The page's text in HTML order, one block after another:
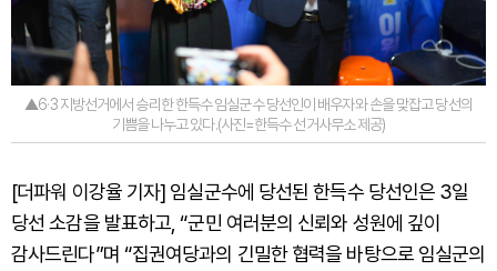
▲6·3 지방선거에서 승리한 한득수 임실군수 당선인이 배우자와 손을 맞잡고 당선의
기쁨을 나누고 있다.(사진=한득수 선거사무소 제공)
[더파워 이강율 기자] 임실군수에 당선된 한득수 당선인은 3일
당선 소감을 발표하고, “군민 여러분의 신뢰와 성원에 깊이
감사드린다”며 “집권여당과의 긴밀한 협력을 바탕으로 임실군의